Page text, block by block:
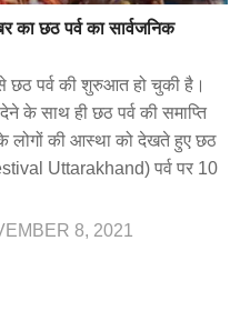
का छठ पर्व का सार्वजनिक
पर्व की शुरुआत हो चुकी है।
के साथ ही छठ पर्व की समाप्ति
के लोगों की आस्था को देखते हुए छठ
Uttarakhand) पर्व पर 10
8, 2021